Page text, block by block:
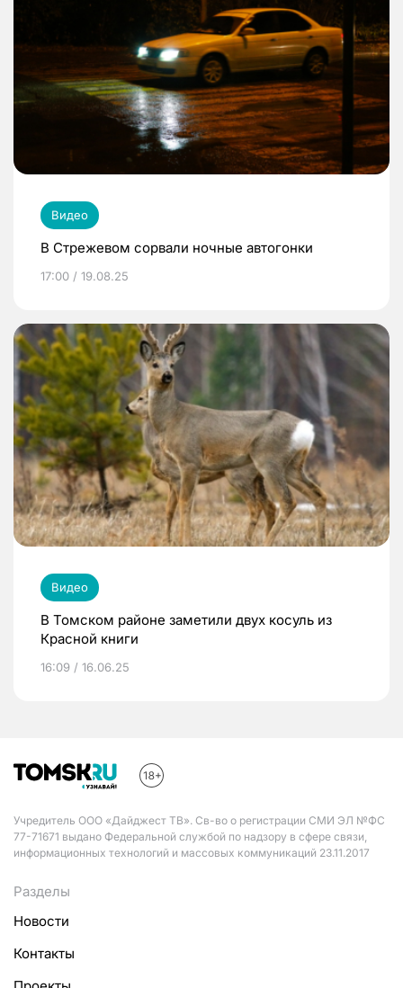
Видео
В Стрежевом сорвали ночные автогонки
17:00 / 19.08.25
Видео
В Томском районе заметили двух косуль из
Красной книги
16:09 / 16.06.25
Учредитель ООО «Дайджест ТВ». Св-во о регистрации СМИ ЭЛ №ФС
77-71671 выдано Федеральной службой по надзору в сфере связи,
информационных технологий и массовых коммуникаций 23.11.2017
Разделы
Новости
Контакты